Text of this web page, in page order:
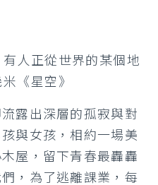
有人正從世界的某個地
《星空》
露出深層的孤寂與對
與女孩，相約一場美
屋，留下青春最轟轟
，為了逃離課業，每